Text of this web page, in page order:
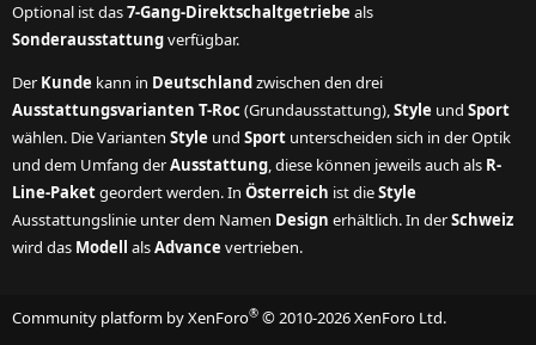
Optional ist das7-Gang-Direktschaltgetriebe als
Sonderausstattungverfügbar.
Der Kunde kann in Deutschlandzwischen den drei
Ausstattungsvarianten T-Roc(Grundausstattung),Style und Sport
wählen. Die Varianten Style und Sport unterscheiden sich in der Optik
und dem Umfang derAusstattung, diese können jeweils auch als R-
Line-Paketgeordert werden. In Österreich ist dieStyle
Ausstattungslinie unter dem Namen Design erhältlich. In derSchweiz
wird das Modell alsAdvance vertrieben.
Community platform by XenForo® © 2010-2026 XenForo Ltd.